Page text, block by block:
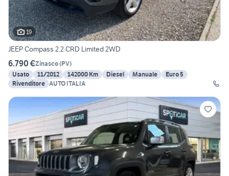
19
JEEP Compass 2.2 CRD Limited 2WD
6.790 €Zinasco(PV)
Usato
11/2012 142000 Km Diesel Manuale
Euro 5
Rivenditore AUTO ITALIA